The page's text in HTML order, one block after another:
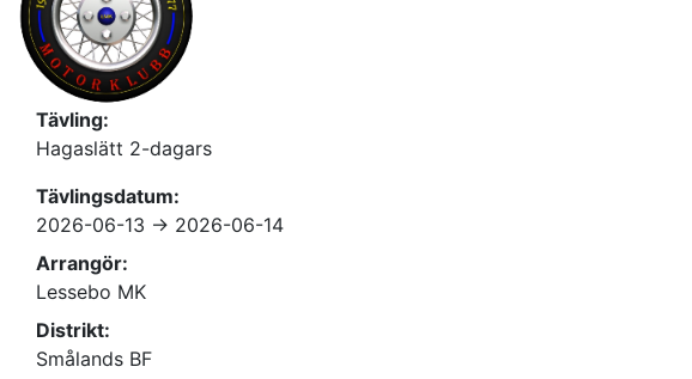
Tävling:
Hagaslätt 2-dagars
Tävlingsdatum:
2026-06-13 -> 2026-06-14
Arrangör:
Lessebo MK
Distrikt:
Smålands BF